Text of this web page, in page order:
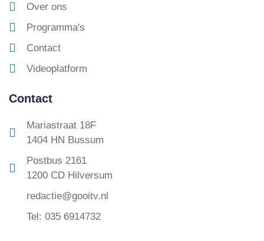
Over ons
Programma's
Contact
Videoplatform
Contact
Mariastraat 18F
1404 HN Bussum
Postbus 2161
1200 CD Hilversum
redactie@gooitv.nl
Tel: 035 6914732